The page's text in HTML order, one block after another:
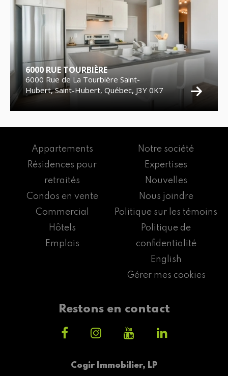
6000 RUE TOURBIÈRE
6000 Rue de La Tourbière Saint-
Hubert, Saint-Hubert, Québec, J3Y 0K7
Cogir Immobilier, LP
Appartements
Résidences pour
retraités
Condos en vente
Commercial
Hôtels
Emplois
Notre société
Expertises
Nouvelles
Nous joindre
Politique sur les témoins
Politique de
confidentialité
English
Gérer mes cookies
Restons en contact